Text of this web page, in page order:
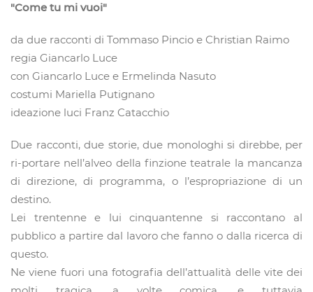
"Come tu mi vuoi"
da due racconti di Tommaso Pincio e Christian Raimo
regia Giancarlo Luce
con Giancarlo Luce e Ermelinda Nasuto
costumi Mariella Putignano
ideazione luci Franz Catacchio
Due racconti, due storie, due monologhi si direbbe, per
ri-portare nell’alveo della finzione teatrale la mancanza
di direzione, di programma, o l’espropriazione di un
destino.
Lei trentenne e lui cinquantenne si raccontano al
pubblico a partire dal lavoro che fanno o dalla ricerca di
questo.
Ne viene fuori una fotografia dell’attualità delle vite dei